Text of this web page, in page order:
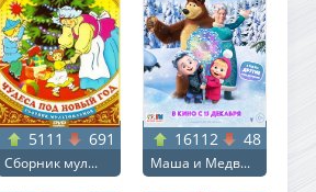
5111 691
Сборник мул...
16112 48
Маша и Медв...